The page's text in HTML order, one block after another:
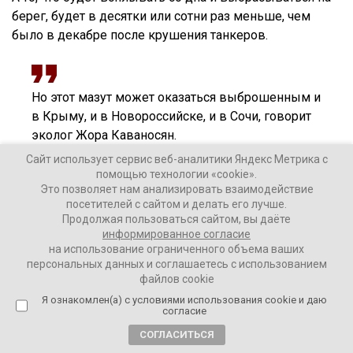
берег, будет в десятки или сотни раз меньше, чем
было в декабре после крушения танкеров.
Но этот мазут может оказаться выброшенным и
в Крыму, и в Новороссийске, и в Сочи, говорит
эколог Жора Каваносян.
Полностью на восстановление природы нужно до
десяти лет, пока бактерии не справятся с загрязнением.
До этого экологи отмечали, что если бы федеральный
режим ЧС был введен раньше, последствия были бы
не такими масштабными.
По последним данным, с пляжей вывезли 73 тысячи
тонн песка с мазутом.
Сайт использует сервис веб-аналитики Яндекс Метрика с
помощью технологии «cookie».
Это позволяет нам анализировать взаимодействие
посетителей с сайтом и делать его лучше.
Продолжая пользоваться сайтом, вы даёте
информированное согласие
на использование ограниченного объема ваших
персональных данных и соглашаетесь с использованием
файлов cookie
Я ознакомлен(а) с условиями использования cookie и даю
согласие
СОГЛАСИТЬСЯ